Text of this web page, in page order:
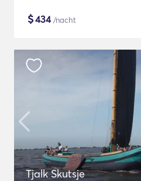
$434/nacht
Tjalk Skutsje